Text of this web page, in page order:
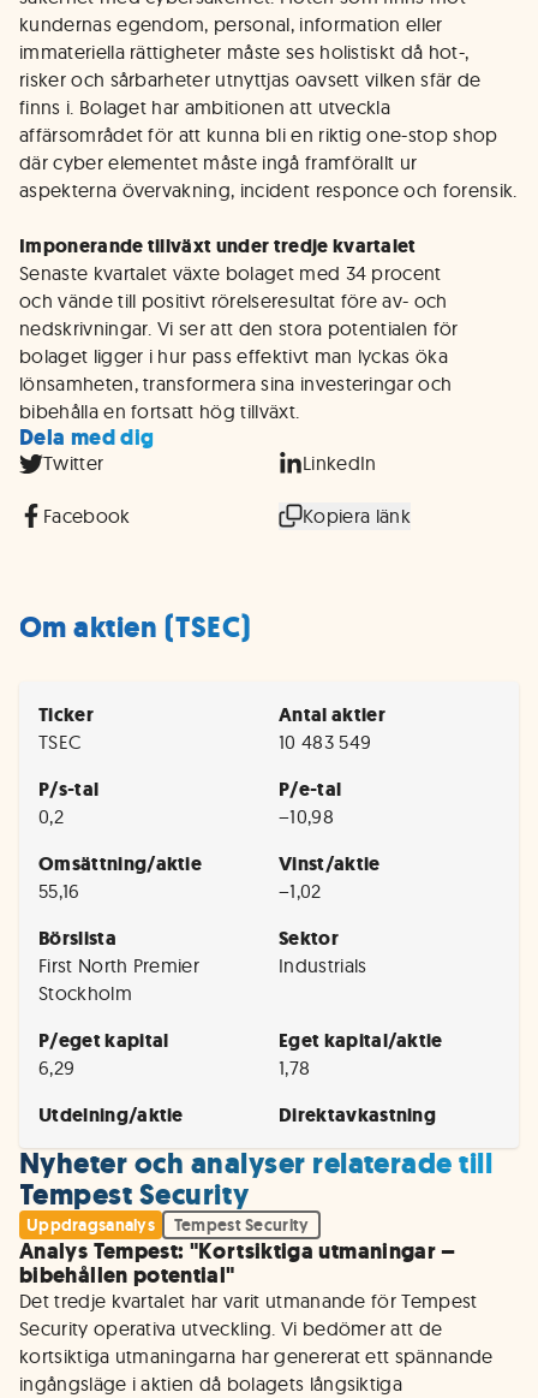
kundernas egendom, personal, information eller
immateriella rättigheter måste ses holistiskt då hot-,
risker och sårbarheter utnyttjas oavsett vilken sfär de
finns i. Bolaget har ambitionen att utveckla
affärsområdet för att kunna bli en riktig one-stop shop
där cyber elementet måste ingå framförallt ur
aspekterna övervakning, incident responce och forensik.
Imponerande tillväxt under tredje kvartalet
Senaste kvartalet växte bolaget med 34 procent
och vände till positivt rörelseresultat före av- och
nedskrivningar. Vi ser att den stora potentialen för
bolaget ligger i hur pass effektivt man lyckas öka
lönsamheten, transformera sina investeringar och
bibehålla en fortsatt hög tillväxt.
Dela med dig
Twitter LinkedIn
Facebook Kopiera länk
Om aktien (TSEC)
Ticker
TSEC
Antal aktier
10 483 549
P/s-tal
0,2
P/e-tal
−10,98
Omsättning/aktie
55,16
Vinst/aktie
−1,02
Börslista
First North Premier
Stockholm
Sektor
Industrials
P/eget kapital
6,29
Eget kapital/aktie
1,78
Utdelning/aktie Direktavkastning
Nyheter och analyser relaterade till
Tempest Security
Uppdragsanalys Tempest Security
Analys Tempest: "Kortsiktiga utmaningar –
bibehållen potential"
Det tredje kvartalet har varit utmanande för Tempest
Security operativa utveckling. Vi bedömer att de
kortsiktiga utmaningarna har genererat ett spännande
ingångsläge i aktien då bolagets långsiktiga